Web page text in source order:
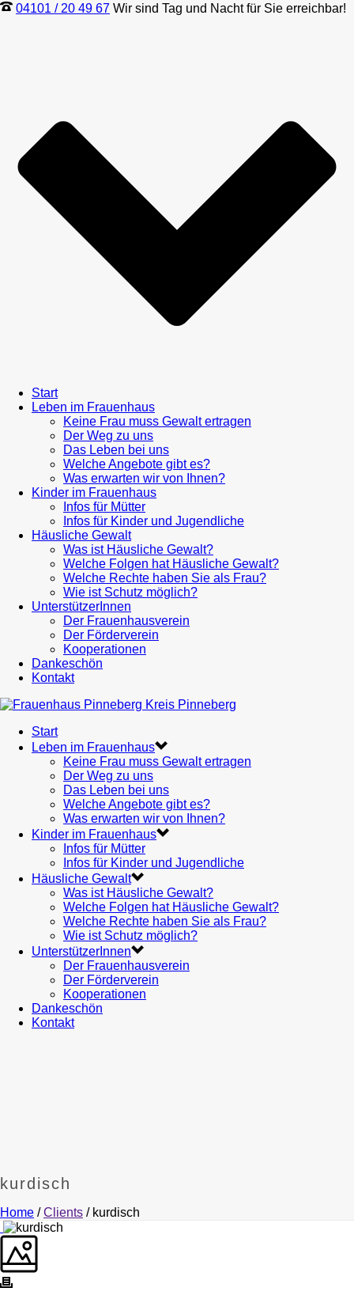
04101 / 20 49 67 Wir sind Tag und Nacht für Sie erreichbar!
Start
Leben im Frauenhaus
Keine Frau muss Gewalt ertragen
Der Weg zu uns
Das Leben bei uns
Welche Angebote gibt es?
Was erwarten wir von Ihnen?
Kinder im Frauenhaus
Infos für Mütter
Infos für Kinder und Jugendliche
Häusliche Gewalt
Was ist Häusliche Gewalt?
Welche Folgen hat Häusliche Gewalt?
Welche Rechte haben Sie als Frau?
Wie ist Schutz möglich?
UnterstützerInnen
Der Frauenhausverein
Der Förderverein
Kooperationen
Dankeschön
Kontakt
Start
Leben im Frauenhaus
Keine Frau muss Gewalt ertragen
Der Weg zu uns
Das Leben bei uns
Welche Angebote gibt es?
Was erwarten wir von Ihnen?
Kinder im Frauenhaus
Infos für Mütter
Infos für Kinder und Jugendliche
Häusliche Gewalt
Was ist Häusliche Gewalt?
Welche Folgen hat Häusliche Gewalt?
Welche Rechte haben Sie als Frau?
Wie ist Schutz möglich?
UnterstützerInnen
Der Frauenhausverein
Der Förderverein
Kooperationen
Dankeschön
Kontakt
kurdisch
Home /Clients / kurdisch